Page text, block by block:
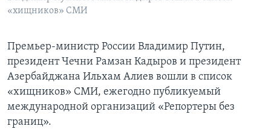
«хищников» СМИ
Премьер-министр России Владимир Путин,
президент Чечни Рамзан Кадыров и президент
Азербайджана Ильхам Алиев вошли в список
«хищников» СМИ, ежегодно публикуемый
международной организаций «Репортеры без
границ».